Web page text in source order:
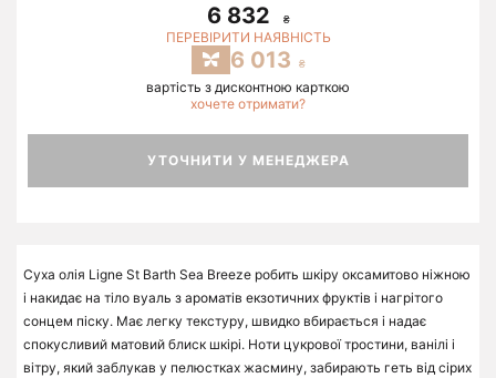
6 832
ПЕРЕВІРИТИ НАЯВНІСТЬ
6 013
вартість з дисконтною карткою
хочете отримати?
УТОЧНИТИ У МЕНЕДЖЕРА
Суха олія Ligne St Barth Sea Breeze робить шкіру оксамитово ніжною
і накидає на тіло вуаль з ароматів екзотичних фруктів і нагрітого
сонцем піску. Має легку текстуру, швидко вбирається і надає
спокусливий матовий блиск шкірі. Ноти цукрової тростини, ванілі і
вітру, який заблукав у пелюстках жасмину, забирають геть від сірих